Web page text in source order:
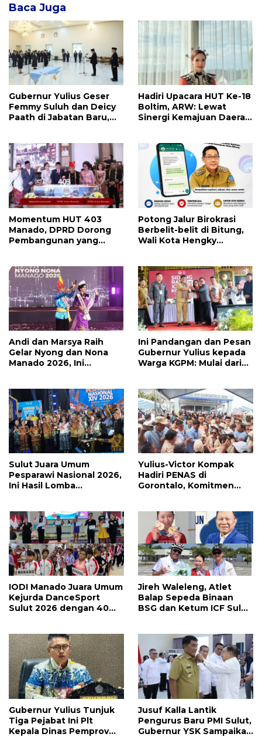
Baca Juga
Gubernur Yulius Geser
Femmy Suluh dan Deicy
Paath di Jabatan Baru,
Hadiri Upacara HUT Ke-18
Boltim, ARW: Lewat
Sinergi Kemajuan Daerah
Momentum HUT 403
Manado, DPRD Dorong
Pembangunan yang
Potong Jalur Birokrasi
Berbelit-belit di Bitung,
Wali Kota Hengky
WA
Andi dan Marsya Raih
Gelar Nyong dan Nona
Manado 2026, Ini
Ini Pandangan dan Pesan
Gubernur Yulius kepada
Warga KGPM: Mulai dari
Sulut Juara Umum
Pesparawi Nasional 2026,
Ini Hasil Lomba
Yulius-Victor Kompak
Hadiri PENAS di
Gorontalo, Komitmen
Pangan Presiden
Prabowo
IODI Manado Juara Umum
Kejurda DanceSport
Sulut 2026 dengan 40
Menanti
Jireh Waleleng, Atlet
Balap Sepeda Binaan
BSG dan Ketum ICF Sulut
Gubernur Yulius Tunjuk
Tiga Pejabat Ini Plt
Kepala Dinas Pemprov
Jusuf Kalla Lantik
Pengurus Baru PMI Sulut,
Gubernur YSK Sampaikan